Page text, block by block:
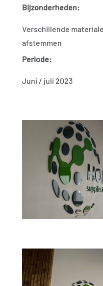
Bijzonderheden:
Verschillende
afstemmen
Periode:
Juni / juli 2023